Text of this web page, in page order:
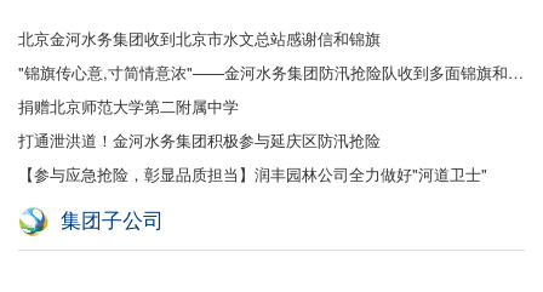
北京金河水务集团收到北京市水文总站感谢信和锦旗
"锦旗传心意,寸简情意浓"——金河水务集团防汛抢险队收到多面锦旗和感谢信
捐赠北京师范大学第二附属中学
打通泄洪道！金河水务集团积极参与延庆区防汛抢险
【参与应急抢险，彰显品质担当】润丰园林公司全力做好"河道卫士"
集团子公司